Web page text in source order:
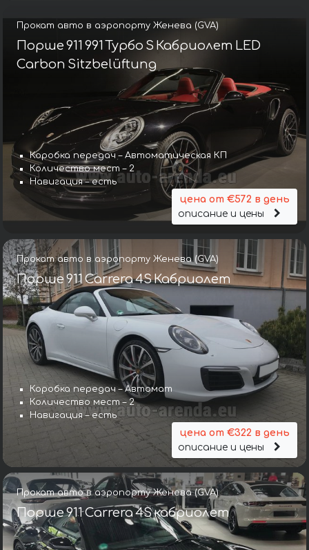
Прокат авто в аэропорту Женева (GVA)
Порше 911 991 Турбо S Кабриолет LED
Carbon Sitzbelüftung
Коробка передач – Автоматическая КП
Количество мест – 2
Навигация – есть
цена от €572 в день
описание и цены
Прокат авто в аэропорту Женева (GVA)
Порше 911 Carrera 4S Кабриолет
Коробка передач – Автомат
Количество мест – 2
Навигация – есть
цена от €322 в день
описание и цены
Прокат авто в аэропорту Женева (GVA)
Порше 911 Carrera 4S кабриолет